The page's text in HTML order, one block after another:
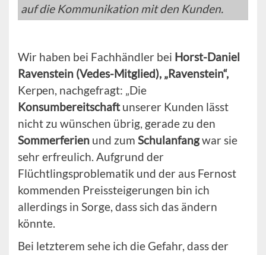
auf die Kommunikation mit den Kunden.
Wir haben bei Fachhändler bei Horst-Daniel
Ravenstein (Vedes-Mitglied), „Ravenstein“,
Kerpen, nachgefragt: „Die
Konsumbereitschaftunserer Kunden lässt
nicht zu wünschen übrig, gerade zu den
Sommerferien und zum Schulanfangwar sie
sehr erfreulich. Aufgrund der
Flüchtlingsproblematik und der aus Fernost
kommenden Preissteigerungen bin ich
allerdings in Sorge, dass sich das ändern
könnte.
Bei letzterem sehe ich die Gefahr, dass der